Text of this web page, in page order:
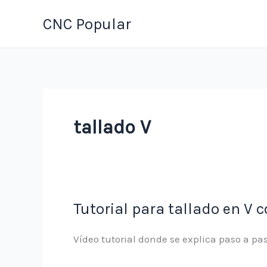
CNC Popular
tallado V
Tutorial para tallado en V
Vídeo tutorial donde se explica paso a